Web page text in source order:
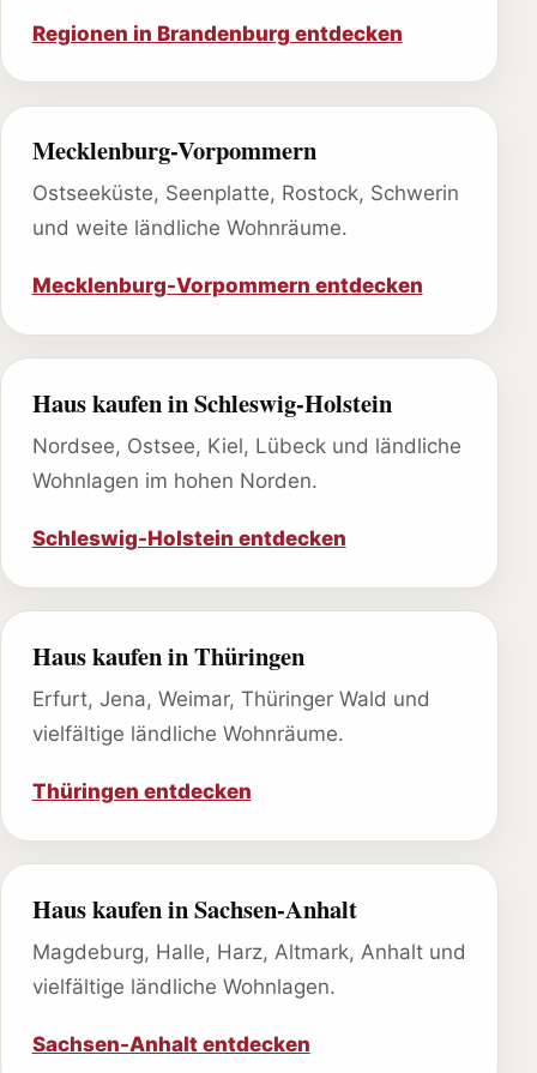
Regionen in Brandenburg entdecken
Mecklenburg-Vorpommern
Ostseeküste, Seenplatte, Rostock, Schwerin
und weite ländliche Wohnräume.
Mecklenburg-Vorpommern entdecken
Haus kaufen in Schleswig-Holstein
Nordsee, Ostsee, Kiel, Lübeck und ländliche
Wohnlagen im hohen Norden.
Schleswig-Holstein entdecken
Haus kaufen in Thüringen
Erfurt, Jena, Weimar, Thüringer Wald und
vielfältige ländliche Wohnräume.
Thüringen entdecken
Haus kaufen in Sachsen-Anhalt
Magdeburg, Halle, Harz, Altmark, Anhalt und
vielfältige ländliche Wohnlagen.
Sachsen-Anhalt entdecken